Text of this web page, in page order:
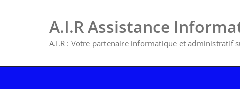
A.I.R Assistance
A.I.R : Votre partenaire informatique et administratif